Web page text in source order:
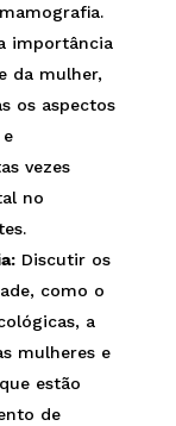
importância
da mulher,
os aspectos
vezes
no
Discutir os
como o
a
mulheres e
estão
de